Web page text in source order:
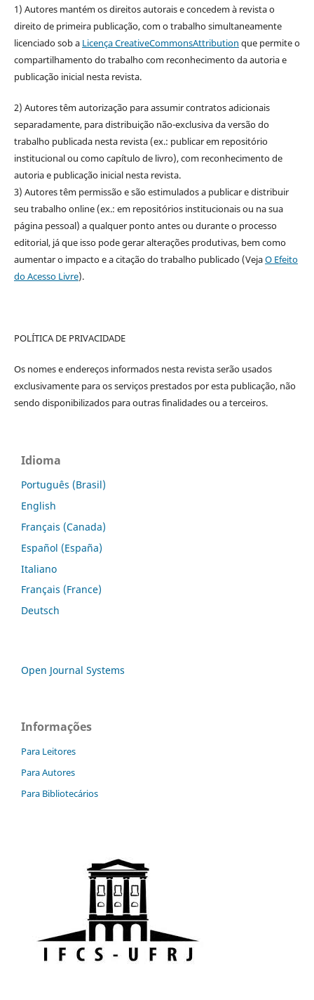
1) Autores mantém os direitos autorais e concedem à revista o
direito de primeira publicação, com o trabalho simultaneamente
licenciado sob a Licença CreativeCommonsAttribution que permite o
compartilhamento do trabalho com reconhecimento da autoria e
publicação inicial nesta revista.
2) Autores têm autorização para assumir contratos adicionais
separadamente, para distribuição não-exclusiva da versão do
trabalho publicada nesta revista (ex.: publicar em repositório
institucional ou como capítulo de livro), com reconhecimento de
autoria e publicação inicial nesta revista.
3) Autores têm permissão e são estimulados a publicar e distribuir
seu trabalho online (ex.: em repositórios institucionais ou na sua
página pessoal) a qualquer ponto antes ou durante o processo
editorial, já que isso pode gerar alterações produtivas, bem como
aumentar o impacto e a citação do trabalho publicado (VejaO Efeito
do Acesso Livre).
POLÍTICA DE PRIVACIDADE
Os nomes e endereços informados nesta revista serão usados
exclusivamente para os serviços prestados por esta publicação, não
sendo disponibilizados para outras finalidades ou a terceiros.
Idioma
Português (Brasil)
English
Français (Canada)
Español (España)
Italiano
Français (France)
Deutsch
Open Journal Systems
Informações
Para Leitores
Para Autores
Para Bibliotecários